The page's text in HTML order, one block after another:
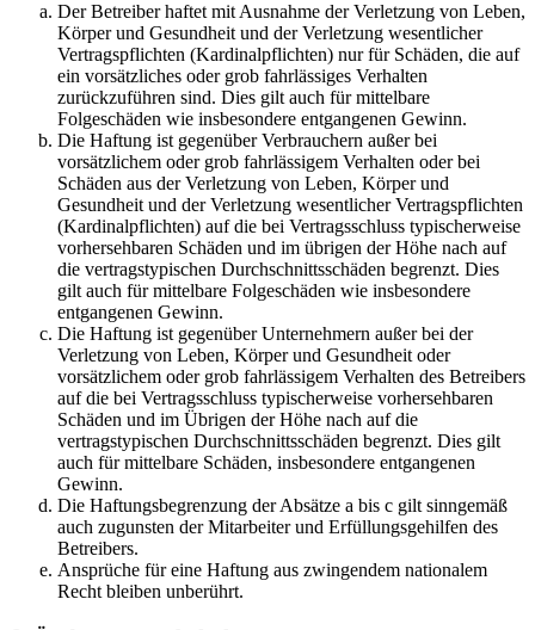
Der Betreiber haftet mit Ausnahme der Verletzung von Leben,
Körper und Gesundheit und der Verletzung wesentlicher
Vertragspflichten (Kardinalpflichten) nur für Schäden, die auf
ein vorsätzliches oder grob fahrlässiges Verhalten
zurückzuführen sind. Dies gilt auch für mittelbare
Folgeschäden wie insbesondere entgangenen Gewinn.
Die Haftung ist gegenüber Verbrauchern außer bei
vorsätzlichem oder grob fahrlässigem Verhalten oder bei
Schäden aus der Verletzung von Leben, Körper und
Gesundheit und der Verletzung wesentlicher Vertragspflichten
(Kardinalpflichten) auf die bei Vertragsschluss typischerweise
vorhersehbaren Schäden und im übrigen der Höhe nach auf
die vertragstypischen Durchschnittsschäden begrenzt. Dies
gilt auch für mittelbare Folgeschäden wie insbesondere
entgangenen Gewinn.
Die Haftung ist gegenüber Unternehmern außer bei der
Verletzung von Leben, Körper und Gesundheit oder
vorsätzlichem oder grob fahrlässigem Verhalten des Betreibers
auf die bei Vertragsschluss typischerweise vorhersehbaren
Schäden und im Übrigen der Höhe nach auf die
vertragstypischen Durchschnittsschäden begrenzt. Dies gilt
auch für mittelbare Schäden, insbesondere entgangenen
Gewinn.
Die Haftungsbegrenzung der Absätze a bis c gilt sinngemäß
auch zugunsten der Mitarbeiter und Erfüllungsgehilfen des
Betreibers.
Ansprüche für eine Haftung aus zwingendem nationalem
Recht bleiben unberührt.